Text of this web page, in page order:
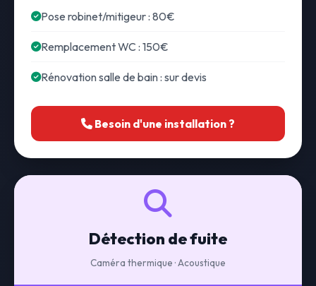
Pose robinet/mitigeur : 80€
Remplacement WC : 150€
Rénovation salle de bain : sur devis
Besoin d'une installation ?
Détection de fuite
Caméra thermique · Acoustique